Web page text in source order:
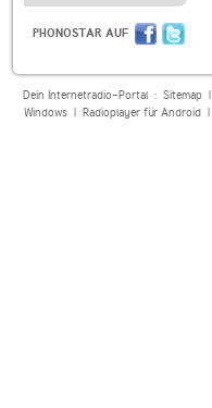
PHONOSTAR AUF
Dein Internetradio-Portal : Sitemap|
Windows| Radioplayer für Android|